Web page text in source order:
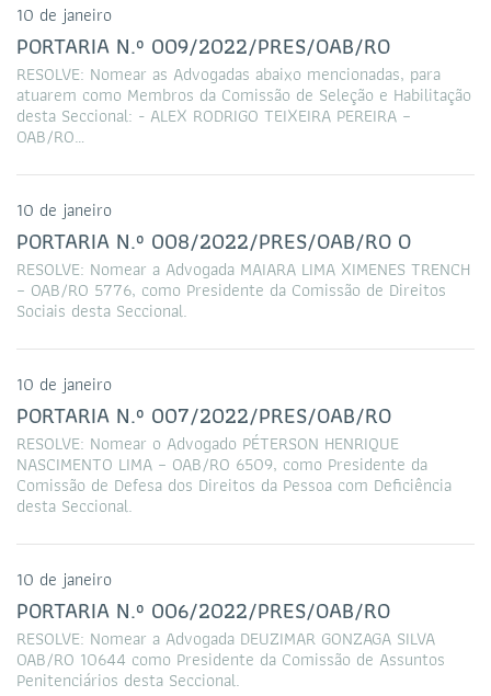
10 de janeiro
PORTARIA N.º 009/2022/PRES/OAB/RO
RESOLVE: Nomear as Advogadas abaixo mencionadas, para
atuarem como Membros da Comissão de Seleção e Habilitação
desta Seccional: - ALEX RODRIGO TEIXEIRA PEREIRA –
OAB/RO…
10 de janeiro
PORTARIA N.º 008/2022/PRES/OAB/RO O
RESOLVE: Nomear a Advogada MAIARA LIMA XIMENES TRENCH
– OAB/RO 5776, como Presidente da Comissão de Direitos
Sociais desta Seccional.
10 de janeiro
PORTARIA N.º 007/2022/PRES/OAB/RO
RESOLVE: Nomear o Advogado PÉTERSON HENRIQUE
NASCIMENTO LIMA – OAB/RO 6509, como Presidente da
Comissão de Defesa dos Direitos da Pessoa com Deficiência
desta Seccional.
10 de janeiro
PORTARIA N.º 006/2022/PRES/OAB/RO
RESOLVE: Nomear a Advogada DEUZIMAR GONZAGA SILVA
OAB/RO 10644 como Presidente da Comissão de Assuntos
Penitenciários desta Seccional.